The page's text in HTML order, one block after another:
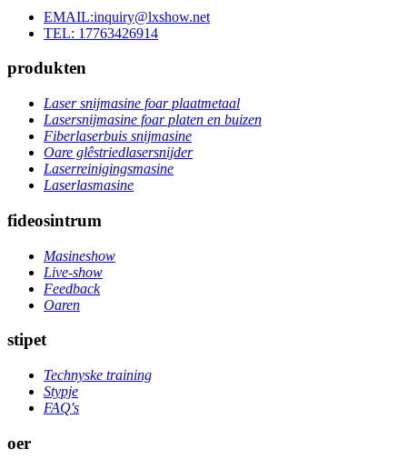
EMAIL:inquiry@lxshow.net
TEL: 17763426914
produkten
Laser snijmasine foar plaatmetaal
Lasersnijmasine foar platen en buizen
Fiberlaserbuis snijmasine
Oare glêstriedlasersnijder
Laserreinigingsmasine
Laserlasmasine
fideosintrum
Masineshow
Live-show
Feedback
Oaren
stipet
Technyske training
Stypje
FAQ's
oer